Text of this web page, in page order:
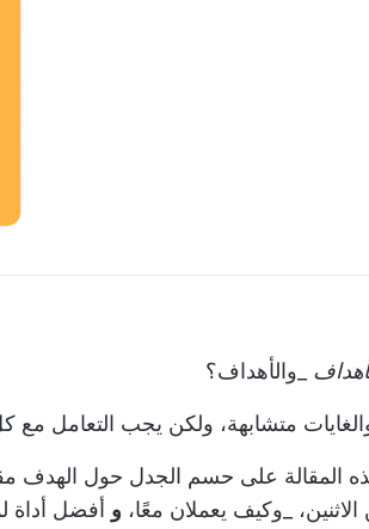
_والأهداف؟
متشابهة، ولكن يجب التعامل
المقالة على حسم الجدل حول الهدف
الاثنين، _وكيف يعملان معًا، و أفضل أداة